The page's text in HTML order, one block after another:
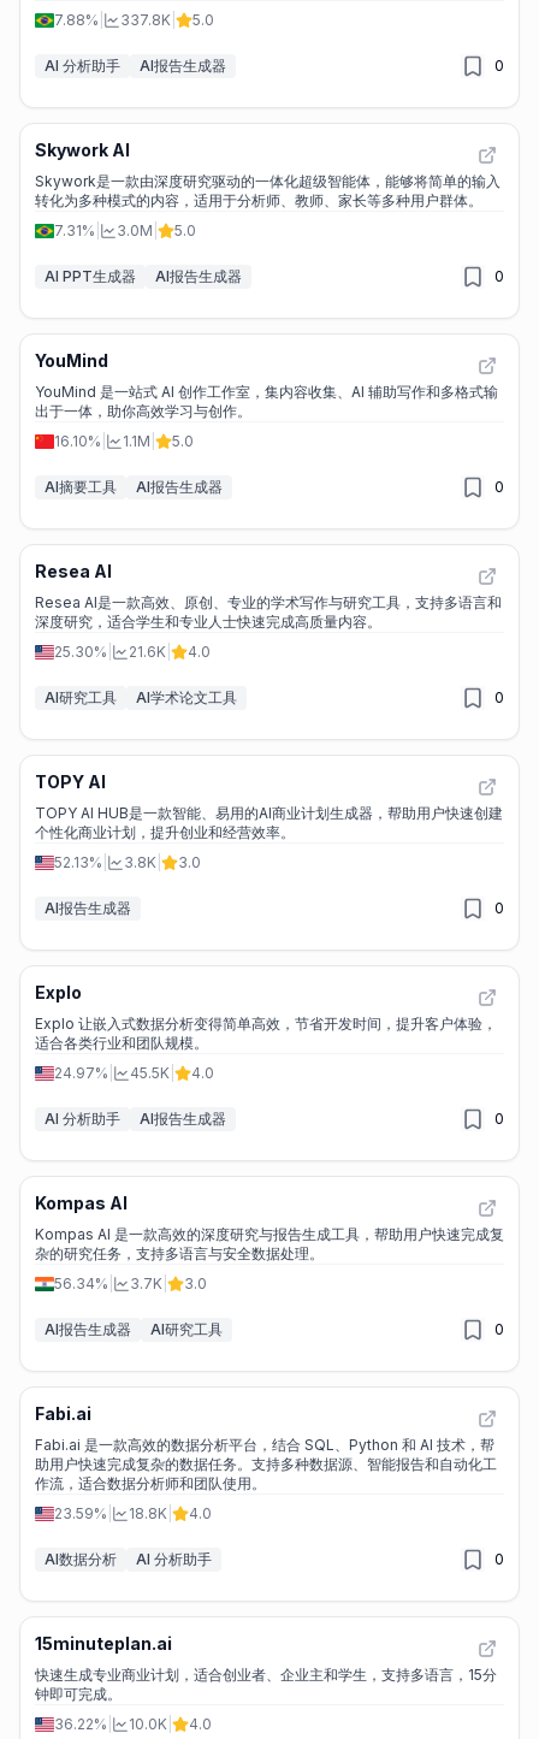
7.88%
337.8K 5.0
AI 分析助手 AI报告生成器 0
Skywork AI
Skywork是一款由深度研究驱动的一体化超级智能体，能够将简单的输入
转化为多种模式的内容，适用于分析师、教师、家长等多种用户群体。
7.31%
3.0M 5.0
AI PPT生成器 AI报告生成器 0
YouMind
YouMind 是一站式 AI 创作工作室，集内容收集、AI 辅助写作和多格式输
出于一体，助你高效学习与创作。
16.10%
1.1M 5.0
AI摘要工具 AI报告生成器 0
Resea AI
Resea AI是一款高效、原创、专业的学术写作与研究工具，支持多语言和
深度研究，适合学生和专业人士快速完成高质量内容。
25.30%
21.6K 4.0
AI研究工具 AI学术论文工具 0
TOPY AI
TOPY AI HUB是一款智能、易用的AI商业计划生成器，帮助用户快速创建
个性化商业计划，提升创业和经营效率。
52.13%
3.8K 3.0
AI报告生成器 0
Explo
Explo 让嵌入式数据分析变得简单高效，节省开发时间，提升客户体验，
适合各类行业和团队规模。
24.97%
45.5K 4.0
AI 分析助手 AI报告生成器 0
Kompas AI
Kompas AI 是一款高效的深度研究与报告生成工具，帮助用户快速完成复
杂的研究任务，支持多语言与安全数据处理。
56.34%
3.7K 3.0
AI报告生成器 AI研究工具 0
Fabi.ai
Fabi.ai 是一款高效的数据分析平台，结合 SQL、Python 和 AI 技术，帮
助用户快速完成复杂的数据任务。支持多种数据源、智能报告和自动化工
作流，适合数据分析师和团队使用。
23.59%
18.8K 4.0
AI数据分析 AI 分析助手 0
15minuteplan.ai
快速生成专业商业计划，适合创业者、企业主和学生，支持多语言，15分
钟即可完成。
36.22%
10.0K 4.0